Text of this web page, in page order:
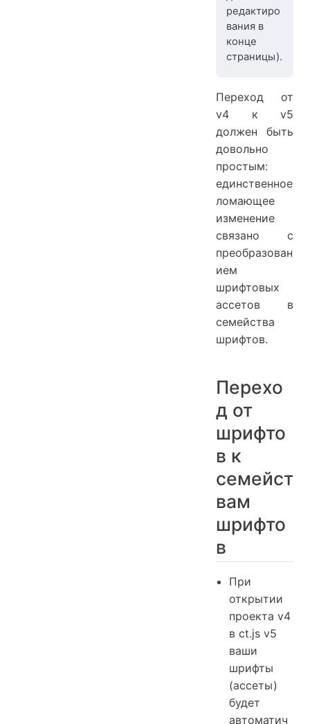
редактиро
вания в
конце
страницы).
Переход от
v4 к v5
должен быть
довольно
простым:
единственное
ломающее
изменение
связано с
преобразован
ием
шрифтовых
ассетов в
семейства
шрифтов.
Перехо
д от
шрифто
в к
семейст
вам
шрифто
в
При
открытии
проекта v4
в ct.js v5
ваши
шрифты
(ассеты)
будет
автоматич